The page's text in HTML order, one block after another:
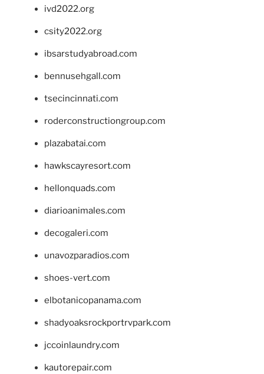
ivd2022.org
csity2022.org
ibsarstudyabroad.com
bennusehgall.com
tsecincinnati.com
roderconstructiongroup.com
plazabatai.com
hawkscayresort.com
hellonquads.com
diarioanimales.com
decogaleri.com
unavozparadios.com
shoes-vert.com
elbotanicopanama.com
shadyoaksrockportrvpark.com
jccoinlaundry.com
kautorepair.com